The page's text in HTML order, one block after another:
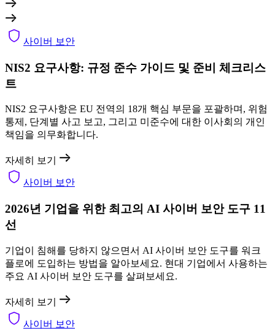
사이버 보안
NIS2 요구사항: 규정 준수 가이드 및 준비 체크리스
트
NIS2 요구사항은 EU 전역의 18개 핵심 부문을 포괄하며, 위험
통제, 단계별 사고 보고, 그리고 미준수에 대한 이사회의 개인
책임을 의무화합니다.
자세히 보기
사이버 보안
2026년 기업을 위한 최고의 AI 사이버 보안 도구 11
선
기업이 침해를 당하지 않으면서 AI 사이버 보안 도구를 워크
플로에 도입하는 방법을 알아보세요. 현대 기업에서 사용하는
주요 AI 사이버 보안 도구를 살펴보세요.
자세히 보기
사이버 보안